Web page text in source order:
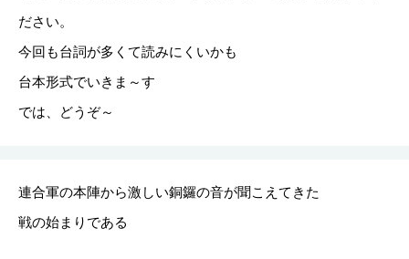
ださい。
今回も台詞が多くて読みにくいかも
台本形式でいきま～す
では、どうぞ～
連合軍の本陣から激しい銅鑼の音が聞こえてきた
戦の始まりである